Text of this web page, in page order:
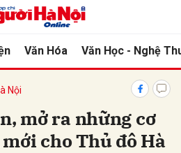
Văn Hóa Văn Học - Nghệ
Nội
mở ra những cơ
cho Thủ đô Hà